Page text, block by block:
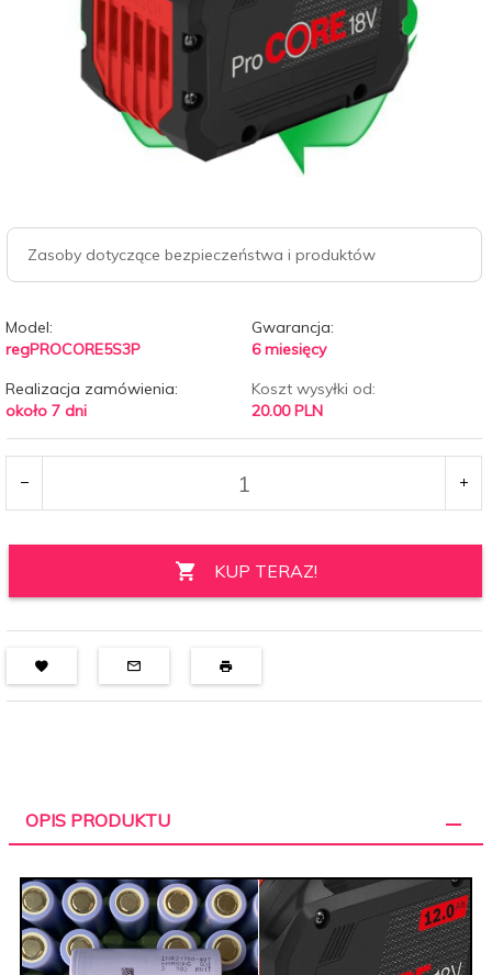
Zasoby dotyczące bezpieczeństwa i produktów
Model:
regPROCORE5S3P
Gwarancja:
6 miesięcy
Realizacja zamówienia:
około 7 dni
Koszt wysyłki od:
20.00 PLN
KUP TERAZ!
OPIS PRODUKTU